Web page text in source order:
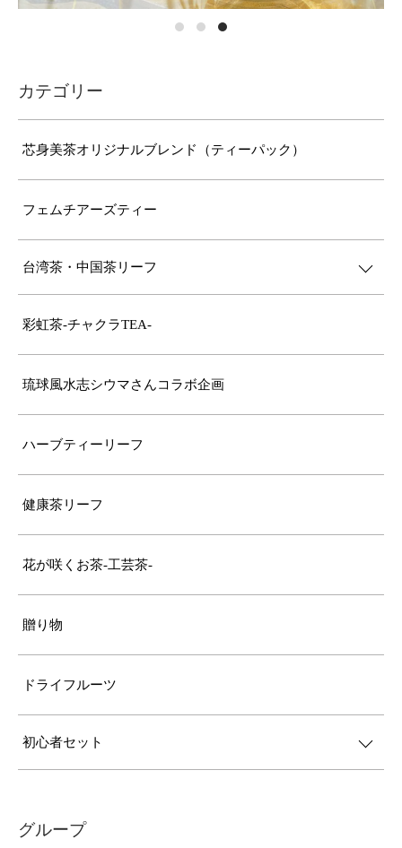
カテゴリー
芯身美茶オリジナルブレンド（ティーパック）
フェムチアーズティー
台湾茶・中国茶リーフ
彩虹茶-チャクラTEA-
琉球風水志シウマさんコラボ企画
ハーブティーリーフ
健康茶リーフ
花が咲くお茶-工芸茶-
贈り物
ドライフルーツ
初心者セット
グループ